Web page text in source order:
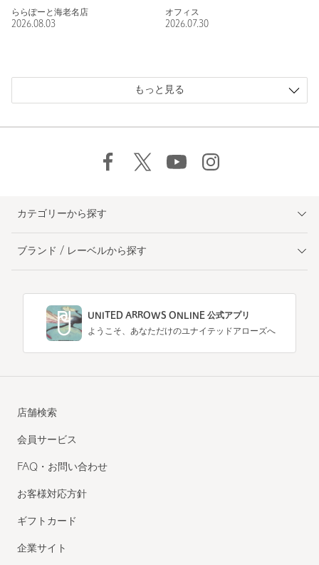
ららぽーと海老名店
2026.08.03
オフィス
2026.07.30
もっと見る
カテゴリーから探す
ブランド / レーベルから探す
UNITED ARROWS ONLINE 公式アプリ
ようこそ、あなただけのユナイテッドアローズへ
店舗検索
会員サービス
FAQ・お問い合わせ
お客様対応方針
ギフトカード
企業サイト